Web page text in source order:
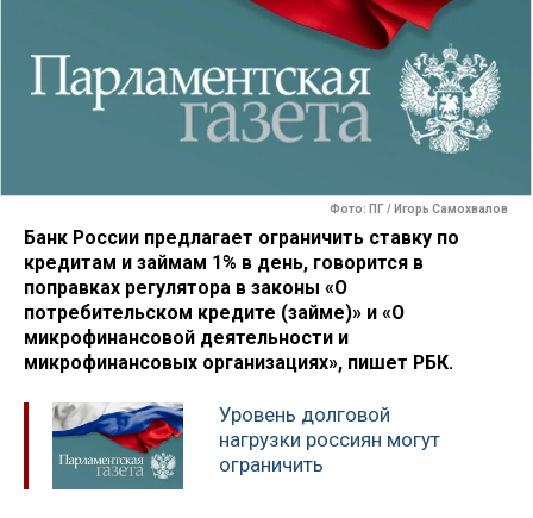
Фото: ПГ / Игорь Самохвалов
Банк России предлагает ограничить ставку по
кредитам и займам 1% в день, говорится в
поправках регулятора в законы «О
потребительском кредите (займе)» и «О
микрофинансовой деятельности и
микрофинансовых организациях», пишет РБК.
Уровень долговой
нагрузки россиян могут
ограничить